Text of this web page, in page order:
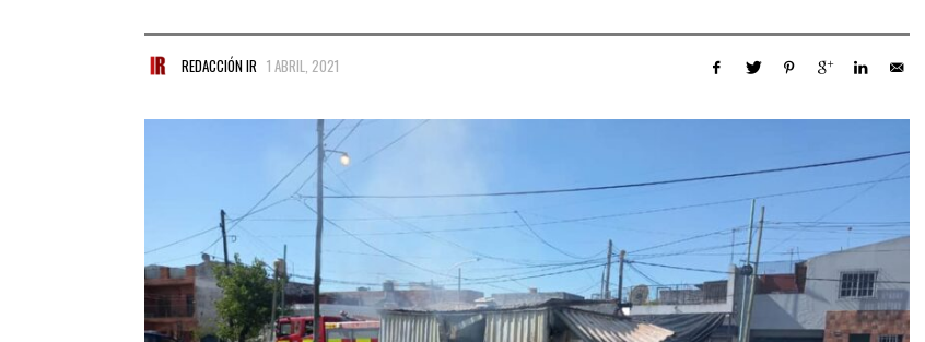
REDACCIÓN IR 1 ABRIL, 2021